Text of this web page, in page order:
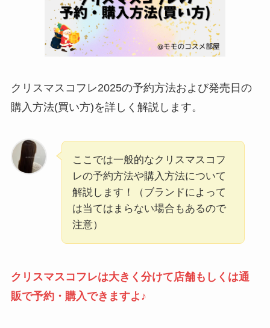
クリスマスコフレ2025の予約方法および発売日の
購入方法(買い方)を詳しく解説します。
ここでは一般的なクリスマスコフ
レの予約方法や購入方法について
解説します！（ブランドによって
は当てはまらない場合もあるので
注意）
クリスマスコフレは大きく分けて店舗もしくは通
販で予約・購入できますよ♪